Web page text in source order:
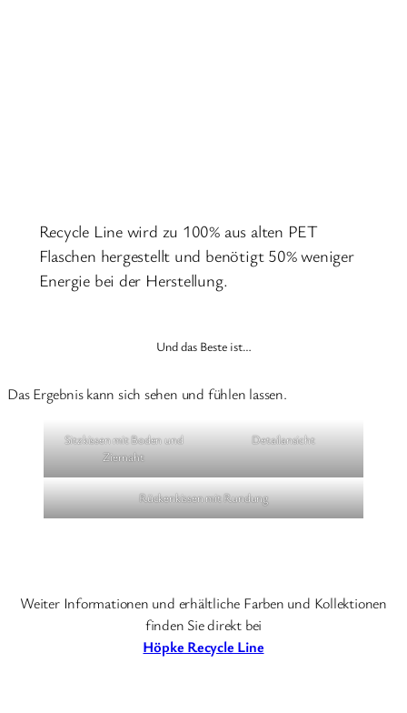
Recycle Line wird zu 100% aus alten PET
Flaschen hergestellt und benötigt 50% weniger
Energie bei der Herstellung.
Und das Beste ist…
Das Ergebnis kann sich sehen und fühlen lassen.
Sitzkissen mit Boden und
Ziernaht
Detailansicht
Rückenkissen mit Rundung
Weiter Informationen und erhältliche Farben und Kollektionen
finden Sie direkt bei
Höpke Recycle Line